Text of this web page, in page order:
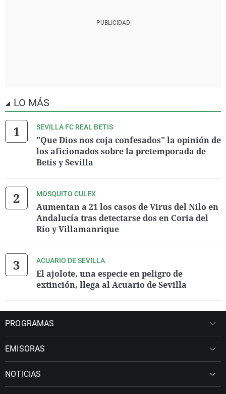
LO MÁS
SEVILLA FC REAL BETIS
"Que Dios nos coja confesados" la opinión de
los aficionados sobre la pretemporada de
Betis y Sevilla
MOSQUITO CULEX
Aumentan a 21 los casos de Virus del Nilo en
Andalucía tras detectarse dos en Coria del
Río y Villamanrique
ACUARIO DE SEVILLA
El ajolote, una especie en peligro de
extinción, llega al Acuario de Sevilla
PROGRAMAS
EMISORAS
NOTICIAS